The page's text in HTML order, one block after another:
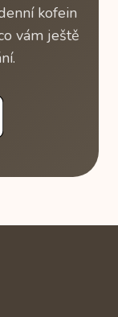
kofein
vám ještě